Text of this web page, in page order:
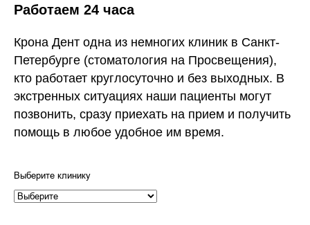
Работаем 24 часа
Крона Дент одна из немногих клиник в Санкт-
Петербурге (стоматология на Просвещения),
кто работает круглосуточно и без выходных. В
экстренных ситуациях наши пациенты могут
позвонить, сразу приехать на прием и получить
помощь в любое удобное им время.
Выберите клинику